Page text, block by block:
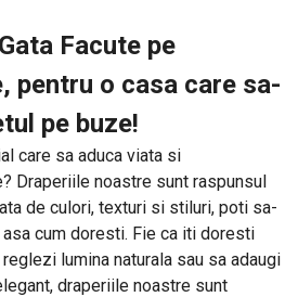
Facute pe
pentru o casa care sa-
pe buze!
care sa aduca viata si
Draperiile noastre sunt raspunsul
de culori, texturi si stiluri, poti sa-
cum doresti. Fie ca iti doresti
lumina naturala sau sa adaugi
draperiile noastre sunt